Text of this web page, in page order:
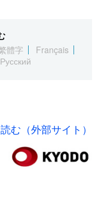
العربية お知らせ
體字
Français
Русский
む（外部サイト）